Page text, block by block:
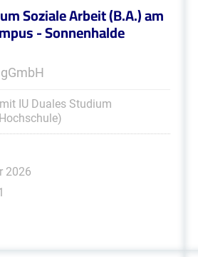
Soziale Arbeit (B.A.) am
- Sonnenhalde
IU Duales Studium
2026